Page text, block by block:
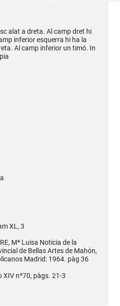
alat a dreta. Al camp dret hi
inferior esquerra hi ha la
Al camp inferior un timó. In
XL, 3
Mª Luisa Noticia de la
de Bellas Artes de Mahón,
Madrid: 1964. pàg 36
XIV nº70, pàgs. 21-3